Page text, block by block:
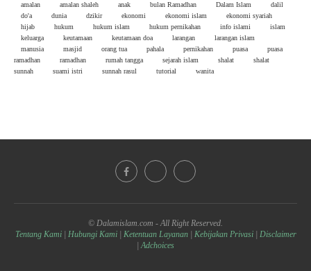
amalan
amalan shaleh anak bulan Ramadhan Dalam Islam
dalil
do'a
dunia dzikir ekonomi ekonomi islam
ekonomi syariah
hijab
hukum hukum islam hukum pernikahan info islami
islam
keluarga
keutamaan keutamaan doa larangan
larangan islam
manusia
masjid orang tua pahala pernikahan puasa
puasa
ramadhan
ramadhan rumah tangga sejarah islam shalat
shalat
sunnah
suami istri sunnah rasul tutorial wanita
© Dalamislam.com - All Right Reserved.
Tentang Kami
Hubungi Kami| Ketentuan Layanan| Kebijakan Privasi| Disclaimer
|Adchoices